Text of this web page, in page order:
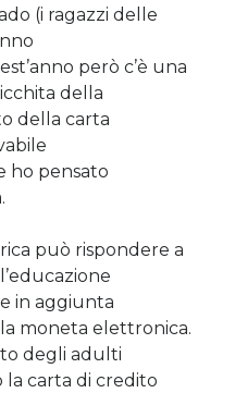
(i ragazzi delle
però c’è una
della
della carta
ho pensato
può rispondere a
in aggiunta
moneta elettronica.
degli adulti
la carta di credito